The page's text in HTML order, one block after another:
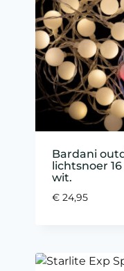
Bardani
lichtsnoer
wit.
€ 24,95